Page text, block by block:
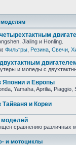
Jialing и Honling.
Фильтры Резина Свечи
и мопеды с
Японии и Европы
Yamaha, Aprilia, Piaggio,
Тайваня и Кореи
моделей
сравнению различных
и мотоциклы